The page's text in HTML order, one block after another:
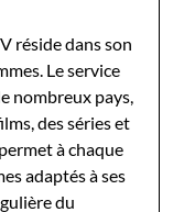
réside dans son
Le service
nombreux pays,
des séries et
à chaque
adaptés à ses
du